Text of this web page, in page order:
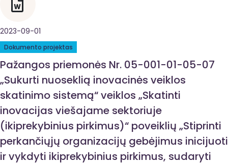
2023-09-01
Dokumento projektas
Pažangos priemonės Nr. 05-001-01-05-07
„Sukurti nuoseklią inovacinės veiklos
skatinimo sistemą“ veiklos „Skatinti
inovacijas viešajame sektoriuje
(ikiprekybinius pirkimus)“ poveiklių „Stiprinti
perkančiųjų organizacijų gebėjimus inicijuoti
ir vykdyti ikiprekybinius pirkimus, sudaryti